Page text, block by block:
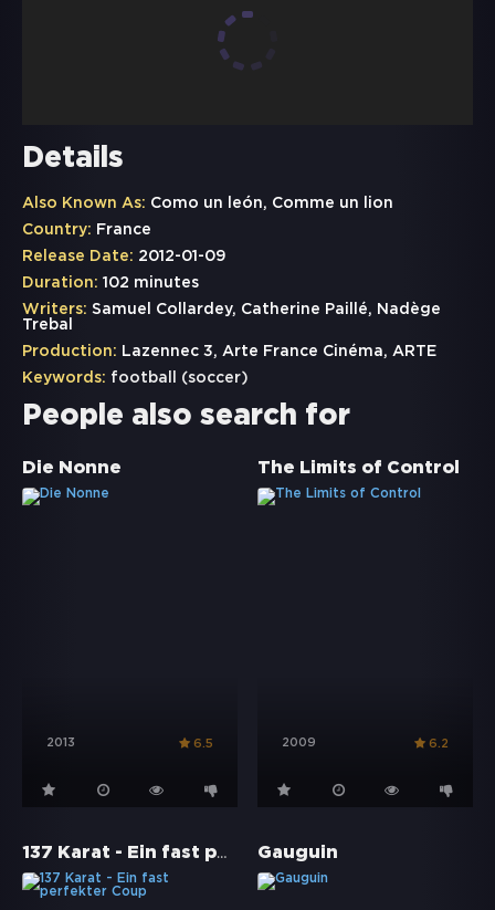
Details
Also Known As: Como un león, Comme un lion
Country: France
Release Date: 2012-01-09
Duration: 102 minutes
Writers: Samuel Collardey, Catherine Paillé, Nadège
Trebal
Production: Lazennec 3, Arte France Cinéma, ARTE
Keywords: football (soccer)
People also search for
Die Nonne
2013 6.5
The Limits of Control
2009 6.2
137 Karat - Ein fast perfekter Coup Gauguin